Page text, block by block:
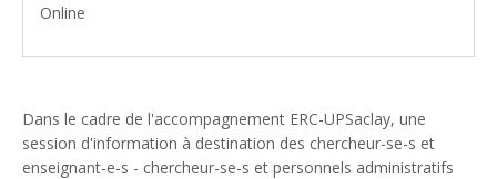
Online
Dans le cadre de l'accompagnement ERC-UPSaclay, une
session d'information à destination des chercheur-se-s et
enseignant-e-s - chercheur-se-s et personnels administratifs